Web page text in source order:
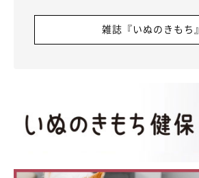
雑誌『いぬのきもち』